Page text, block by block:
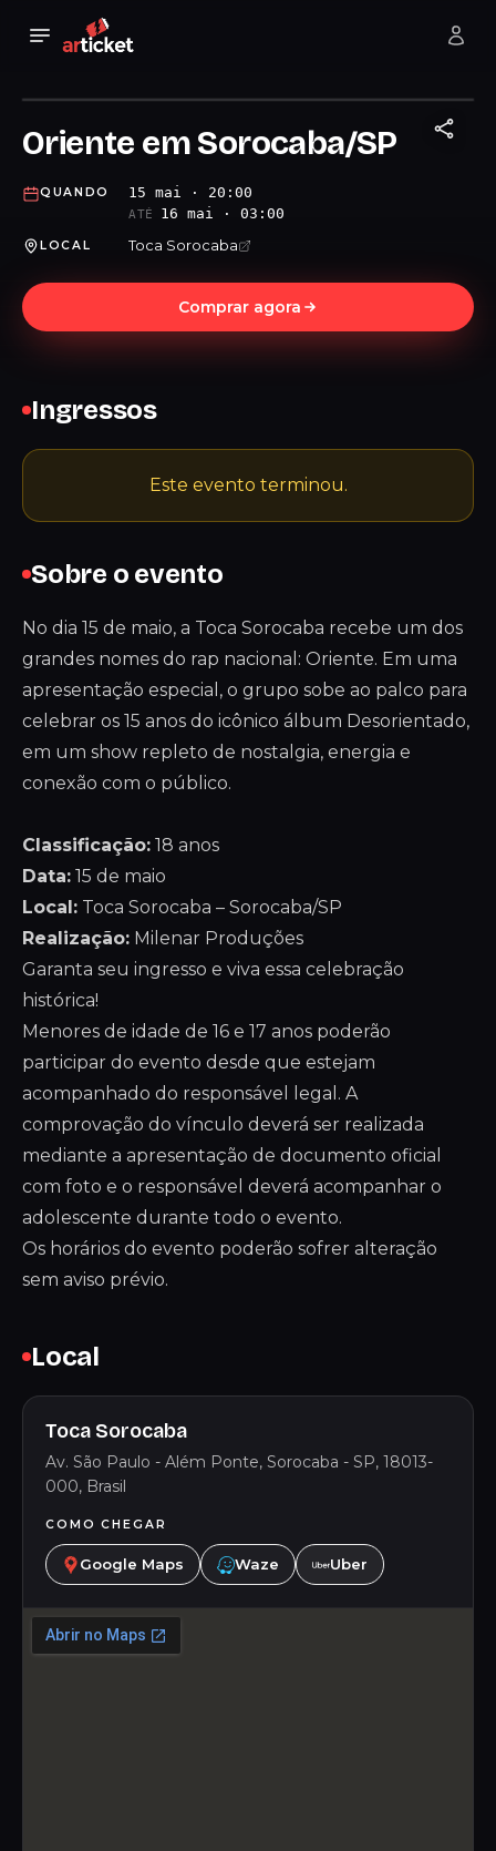
Oriente em Sorocaba/SP
QUANDO 15 mai · 20:00
ATÉ 16 mai · 03:00
LOCAL Toca Sorocaba
Comprar agora
Sobre o evento
No dia 15 de maio, a Toca Sorocaba recebe um dos
grandes nomes do rap nacional: Oriente. Em uma
apresentação especial, o grupo sobe ao palco para
celebrar os 15 anos do icônico álbum Desorientado,
em um show repleto de nostalgia, energia e
conexão com o público.
Classificação: 18 anos
Data: 15 de maio
Local: Toca Sorocaba – Sorocaba/SP
Realização: Milenar Produções
Garanta seu ingresso e viva essa celebração
histórica!
Menores de idade de 16 e 17 anos poderão
participar do evento desde que estejam
acompanhado do responsável legal. A
comprovação do vínculo deverá ser realizada
mediante a apresentação de documento oficial
com foto e o responsável deverá acompanhar o
adolescente durante todo o evento.
Os horários do evento poderão sofrer alteração
sem aviso prévio.
Local
Toca Sorocaba
Av. São Paulo - Além Ponte, Sorocaba - SP, 18013-
000, Brasil
COMO CHEGAR
Google Maps Waze Uber
Ingressos
Este evento terminou.